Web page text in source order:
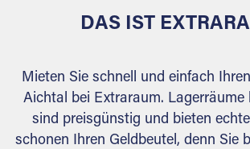
DAS IST
Mieten Sie schnell und einfach
Aichtal bei Extraraum. Lagerräume
sind preisgünstig und bieten
schonen Ihren Geldbeutel, denn Sie